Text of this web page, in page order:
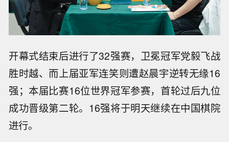
开幕式结束后进行了32强赛，卫冕冠军党毅飞战
胜时越、而上届亚军连笑则遭赵晨宇逆转无缘16
强；本届比赛16位世界冠军参赛，首轮过后九位
成功晋级第二轮。16强将于明天继续在中国棋院
进行。